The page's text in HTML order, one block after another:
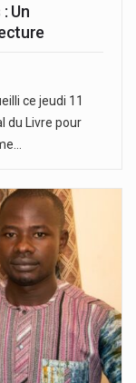
Un
ce jeudi 11
du Livre pour